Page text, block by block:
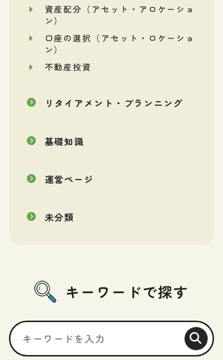
資産配分（アセット・アロケーショ
ン）
口座の選択（アセット・ロケーショ
ン）
不動産投資
リタイアメント・プランニング
基礎知識
運営ページ
未分類
キーワードで探す